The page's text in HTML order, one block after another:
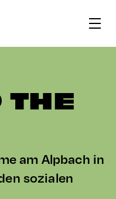
THE
am Alpbach in
sozialen